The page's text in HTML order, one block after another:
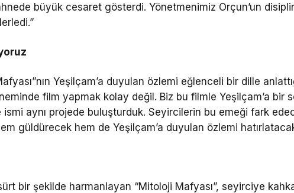
büyük cesaret gösterdi. Yönetmenimiz Orçun’un
Yeşilçam’a duyulan özlemi eğlenceli bir dille
film yapmak kolay değil. Biz bu filmle Yeşilçam’a bir
aynı projede buluşturduk. Seyircilerin bu emeği fark
güldürecek hem de Yeşilçam’a duyulan özlemi
bir şekilde harmanlayan “Mitoloji Mafyası”, seyirciye